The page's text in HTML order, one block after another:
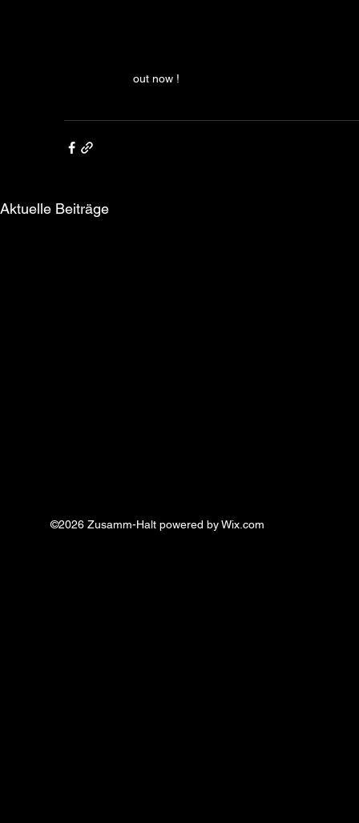
out now !
Aktuelle Beiträge
©2026 Zusamm-Halt powered by Wix.com